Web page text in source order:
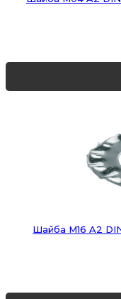
Шайба М16 A2